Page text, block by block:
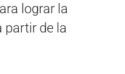
lograr la
partir de la